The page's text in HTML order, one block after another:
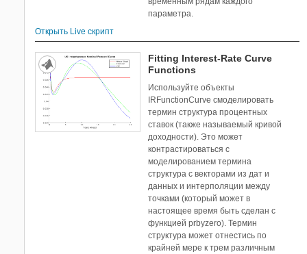
параметра.
Открыть Live скрипт
Fitting Interest-Rate Curve
Functions
Используйте объекты
IRFunctionCurve смоделировать
термин структура процентных
ставок (также называемый кривой
доходности). Это может
контрастироваться с
моделированием термина
структура с векторами из дат и
данных и интерполяции между
точками (который может в
настоящее время быть сделан с
функцией prbyzero). Термин
структура может отнестись по
крайней мере к трем различным